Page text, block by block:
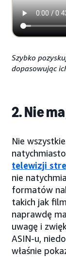
Szybko
dopasowując
2. Nie
Nie
telewizji
nie
formatów
takich jak
naprawdę
uwagę i
ASIN-u,
właśnie